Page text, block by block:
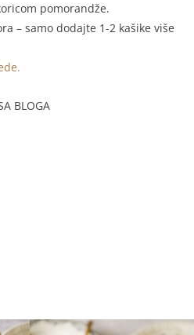
pomorandže.
– samo dodajte 1-2 kašike više
BLOGA